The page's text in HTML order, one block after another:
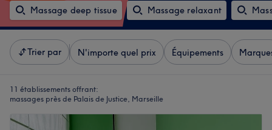
Massage deep tissue
Massage relaxant
Trier par N'importe quel prix Équipements
11 établissements offrant:
massages près de Palais de Justice, Marseille